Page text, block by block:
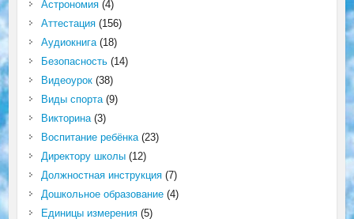
Астрономия(4)
Аттестация(156)
Аудиокнига(18)
Безопасность(14)
Видеоурок(38)
Виды спорта(9)
Викторина(3)
Воспитание ребёнка(23)
Директору школы(12)
Должностная инструкция(7)
Дошкольное образование(4)
Единицы измерения(5)